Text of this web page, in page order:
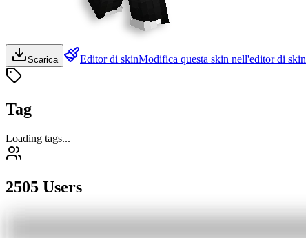
Scarica Editor di skinModifica questa skin nell'editor di skin
Tag
Loading tags...
2505 Users